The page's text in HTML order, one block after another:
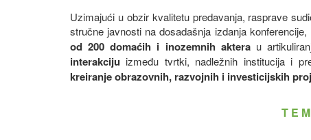
Uzimajući u obzir kvalitetu predavanja, rasprave
stručne javnosti na dosadašnja izdanja
od 200 domaćih i inozemnih akterau
interakciju između tvrtki, nadležnih institucija i
kreiranje obrazovnih, razvojnih i investicijskih
T E